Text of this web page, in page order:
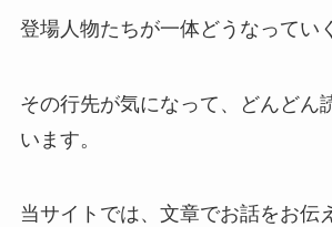
登場人物たちが一体どうなってい
その行先が気になって、どんどん
います。
当サイトでは、文章でお話をお伝